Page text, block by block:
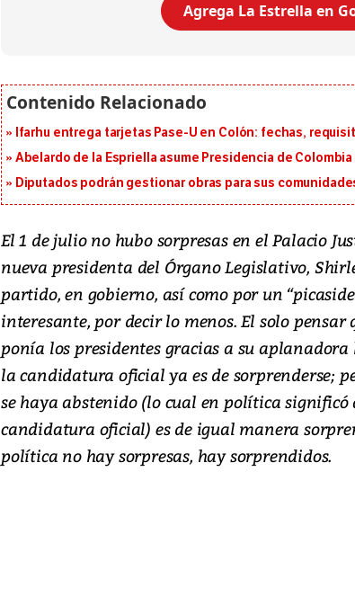
Agrega La Estrella en
Ifarhu entrega tarjetas Pase-U en Colón: fechas,
Abelardo de la Espriella asume Presidencia de
Diputados podrán gestionar obras para sus
El 1 de julio no hubo sorpresas en el Palacio
nueva presidenta del Órgano Legislativo,
partido, en gobierno, así como por un
interesante, por decir lo menos. El solo pensar
ponía los presidentes gracias a su
la candidatura oficial ya es de sorprenderse;
se haya abstenido (lo cual en política significó
candidatura oficial) es de igual manera
política no hay sorpresas, hay sorprendidos.